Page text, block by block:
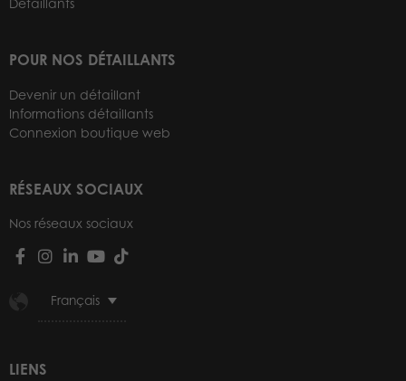
Détaillants
POUR NOS DÉTAILLANTS
Devenir un détaillant
Informations détaillants
Connexion boutique web
RÉSEAUX SOCIAUX
Nos réseaux sociaux
Français
LIENS